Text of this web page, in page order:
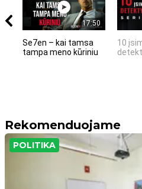
17:50
Se7en – kai tamsa
tampa meno kūriniu
10
Rekomenduojame
POLITIKA